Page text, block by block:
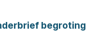
begroting